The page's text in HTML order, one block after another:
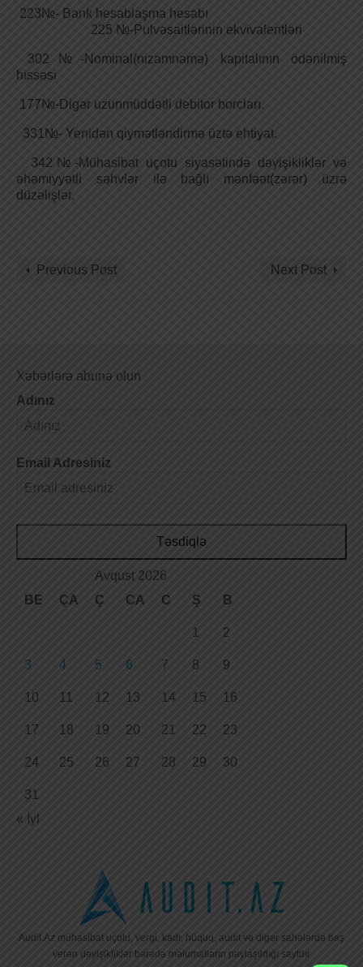
223№- Bank hesablaşma hesabı
225 №-Pulvəsaitlərinin ekvivalentləri
302№-Nominal(nizamnamə) kapitalının ödənilmiş
hissəsi
177№-Digər uzunmüddətli debitor borcları.
331№- Yenidən qiymətləndirmə üztə ehtiyat.
342№-Mühasibat uçotu siyasətində dəyişikliklər və
əhəmiyyətli səhvlər ilə bağlı mənfəət(zərər) üzrə
düzəlişlər.
Previous Post Next Post
Xəbərlərə abunə olun
Adınız
Email Adresiniz
Təsdiqlə
Avqust 2026
BE
ÇA Ç CA C Ş B
1 2
3 4 5 6 7 8 9
10 11 12 13 14 15 16
17 18 19 20 21 22 23
24 25 26 27 28 29 30
31
« İyl
Audit.Az mühasibat uçotu, vergi, kadr, hüquq, audit və digər sahələrdə baş
verən dəyişikliklər barədə məlumatların paylaşıldığı saytdır